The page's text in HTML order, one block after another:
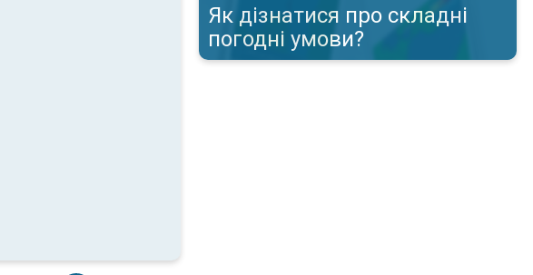
Як дізнатися про складні
погодні умови?